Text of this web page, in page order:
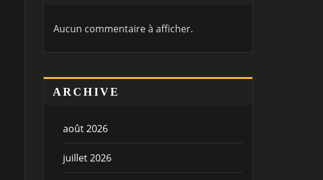
Aucun commentaire à afficher.
ARCHIVE
août 2026
juillet 2026